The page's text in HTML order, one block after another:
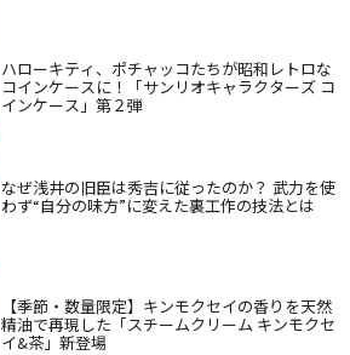
ハローキティ、ポチャッコたちが昭和レトロな
コインケースに！「サンリオキャラクターズ コ
インケース」第２弾
なぜ浅井の旧臣は秀吉に従ったのか？ 武力を使
わず“自分の味方”に変えた裏工作の技法とは
【季節・数量限定】キンモクセイの香りを天然
精油で再現した「スチームクリーム キンモクセ
イ&茶」新登場